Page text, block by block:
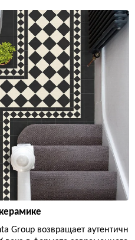
Group возвращает аутентичн